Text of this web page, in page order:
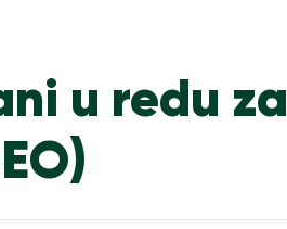
u redu za